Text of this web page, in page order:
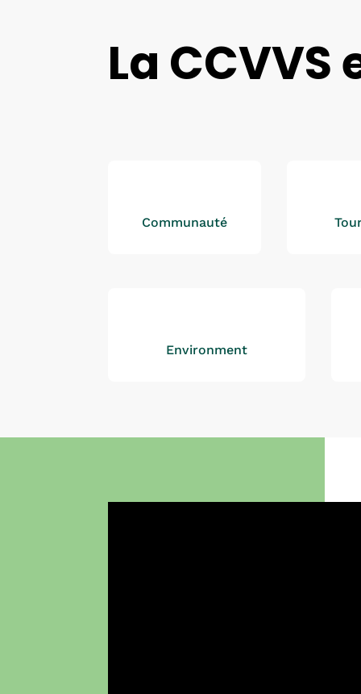
La CCVVS
Communauté
Environment